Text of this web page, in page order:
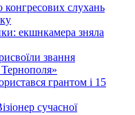
слухань
екшнкамера зняла
звання
грантом і 15
сучасної